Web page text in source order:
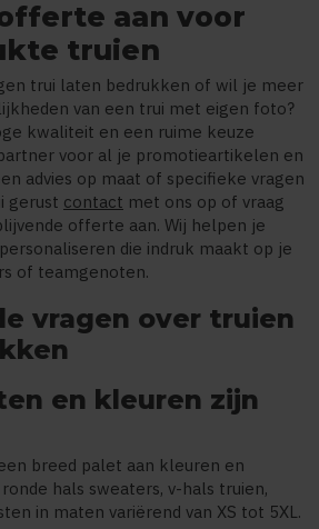
aan voor
truien
trui laten bedrukken of wil je meer
van een trui met eigen foto?
kwaliteit en een ruime keuze
voor al je promotieartikelen en
advies op maat of specifieke vragen
gerust contact met ons op of vraag
offerte aan. Wij helpen je
die indruk maakt op je
of teamgenoten.
vragen over truien
en kleuren zijn
breed palet aan kleuren en
hals sweaters, v-hals truien,
in maten variërend van XS tot 5XL.